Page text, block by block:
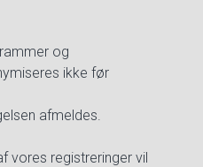
og
ikke før
afmeldes.
vores registreringer vil